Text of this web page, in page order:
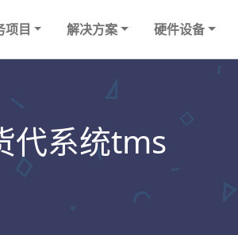
项目 解决方案 硬件设备
代系统tms